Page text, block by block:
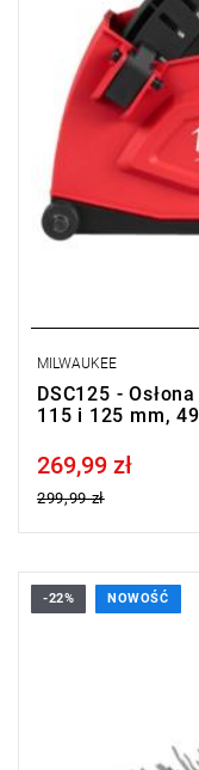
MILWAUKEE
DSC125 -
115 i 125 mm,
Price tax included
269,99 zł
299,99 zł
-22% NOWOŚĆ